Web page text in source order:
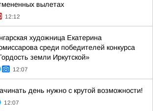
вылетах
12:12
художница Екатерина
среди победителей конкурса
земли Иркутской»
12:07
день нужно с крутой возможности!
12:07